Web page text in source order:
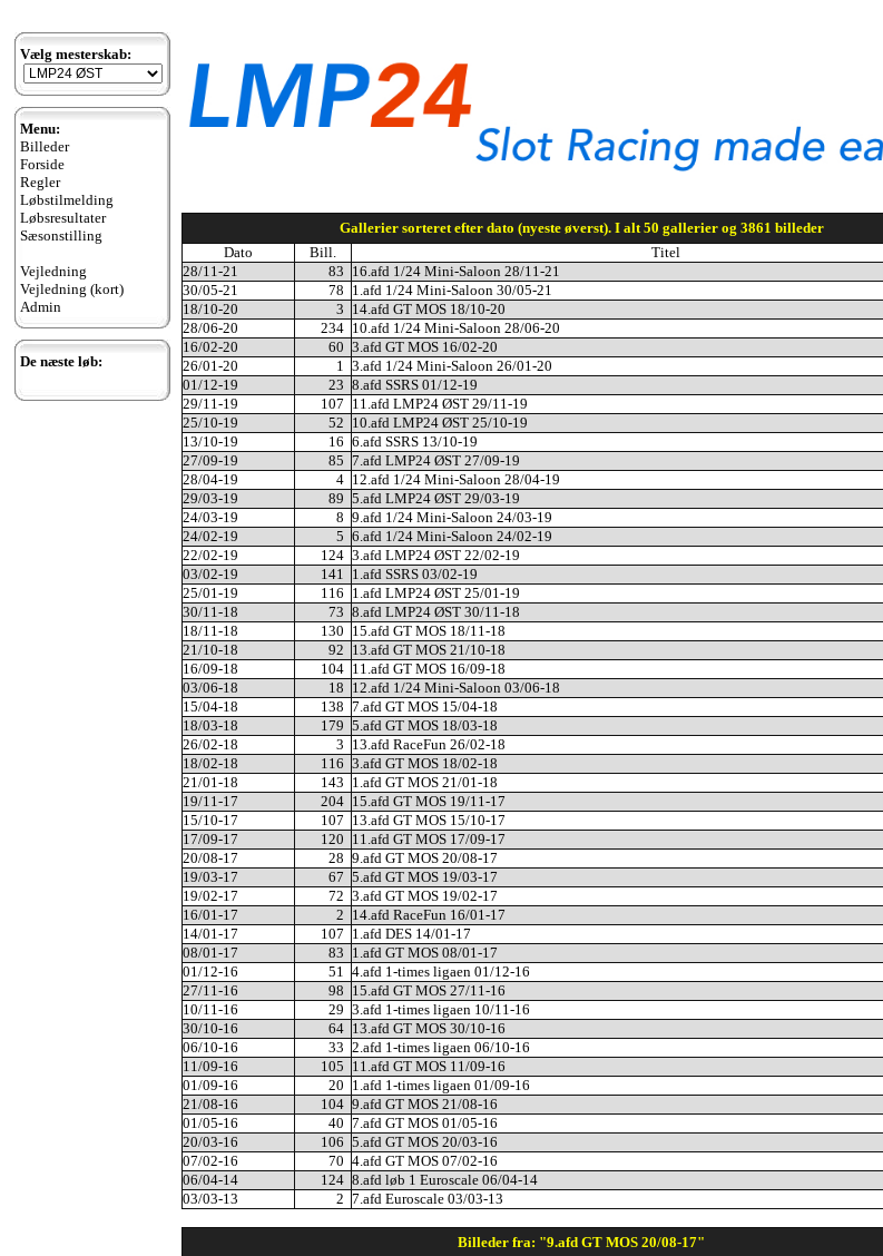
Vælg mesterskab:
Menu:
Billeder
Forside
Regler
Løbstilmelding
Løbsresultater
Sæsonstilling
Vejledning
Vejledning (kort)
Admin
De næste løb:
Gallerier sorteret efter dato (nyeste øverst). I alt 50 gallerier og 3861 billeder
Dato
Bill.
Titel
28/11-21
83 16.afd 1/24 Mini-Saloon 28/11-21
30/05-21
78 1.afd 1/24 Mini-Saloon 30/05-21
18/10-20
3 14.afd GT MOS 18/10-20
28/06-20
234 10.afd 1/24 Mini-Saloon 28/06-20
16/02-20
60 3.afd GT MOS 16/02-20
26/01-20
1 3.afd 1/24 Mini-Saloon 26/01-20
01/12-19
23 8.afd SSRS 01/12-19
29/11-19
107 11.afd LMP24 ØST 29/11-19
25/10-19
52 10.afd LMP24 ØST 25/10-19
13/10-19
16 6.afd SSRS 13/10-19
27/09-19
85 7.afd LMP24 ØST 27/09-19
28/04-19
4 12.afd 1/24 Mini-Saloon 28/04-19
29/03-19
89 5.afd LMP24 ØST 29/03-19
24/03-19
8 9.afd 1/24 Mini-Saloon 24/03-19
24/02-19
5 6.afd 1/24 Mini-Saloon 24/02-19
22/02-19
124 3.afd LMP24 ØST 22/02-19
03/02-19
141 1.afd SSRS 03/02-19
25/01-19
116 1.afd LMP24 ØST 25/01-19
30/11-18
73 8.afd LMP24 ØST 30/11-18
18/11-18
130 15.afd GT MOS 18/11-18
21/10-18
92 13.afd GT MOS 21/10-18
16/09-18
104 11.afd GT MOS 16/09-18
03/06-18
18 12.afd 1/24 Mini-Saloon 03/06-18
15/04-18
138 7.afd GT MOS 15/04-18
18/03-18
179 5.afd GT MOS 18/03-18
26/02-18
3 13.afd RaceFun 26/02-18
18/02-18
116 3.afd GT MOS 18/02-18
21/01-18
143 1.afd GT MOS 21/01-18
19/11-17
204 15.afd GT MOS 19/11-17
15/10-17
107 13.afd GT MOS 15/10-17
17/09-17
120 11.afd GT MOS 17/09-17
20/08-17
28 9.afd GT MOS 20/08-17
19/03-17
67 5.afd GT MOS 19/03-17
19/02-17
72 3.afd GT MOS 19/02-17
16/01-17
2 14.afd RaceFun 16/01-17
14/01-17
107 1.afd DES 14/01-17
08/01-17
83 1.afd GT MOS 08/01-17
01/12-16
51 4.afd 1-times ligaen 01/12-16
27/11-16
98 15.afd GT MOS 27/11-16
10/11-16
29 3.afd 1-times ligaen 10/11-16
30/10-16
64 13.afd GT MOS 30/10-16
06/10-16
33 2.afd 1-times ligaen 06/10-16
11/09-16
105 11.afd GT MOS 11/09-16
01/09-16
20 1.afd 1-times ligaen 01/09-16
21/08-16
104 9.afd GT MOS 21/08-16
01/05-16
40 7.afd GT MOS 01/05-16
20/03-16
106 5.afd GT MOS 20/03-16
07/02-16
70 4.afd GT MOS 07/02-16
06/04-14
124 8.afd løb 1 Euroscale 06/04-14
03/03-13
2 7.afd Euroscale 03/03-13
Billeder fra: "9.afd GT MOS 20/08-17"